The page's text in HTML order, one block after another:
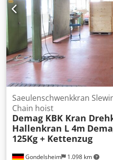
dostupan Jako dobro
Lokacija artikla je 75053
teretnom prosleđivanje ili
obavezi Demag KBK1, KBK2 i
Ostali KBK sistemi su takođe
1600KG Molimo vas da se ras
sveće i dimenzijama.
Gondelsheim 1.098 km
Saeulenschwenkkran
Chain hoist
Demag KBK Kran
Hallenkran L 4m
125Kg + Kettenzug